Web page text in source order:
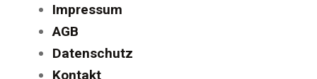
Impressum
AGB
Datenschutz
Kontakt